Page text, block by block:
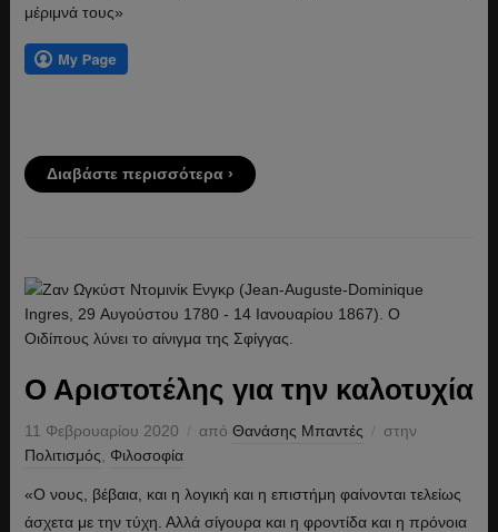
μέριμνά τους»
Διαβάστε περισσότερα ›
Ο Αριστοτέλης για την καλοτυχία
11 Φεβρουαρίου 2020 από Θανάσης Μπαντές
στην
Πολιτισμός
Φιλοσοφία
«Ο νους, βέβαια, και η λογική και η επιστήμη φαίνονται τελείως
άσχετα με την τύχη. Αλλά σίγουρα και η φροντίδα και η πρόνοια